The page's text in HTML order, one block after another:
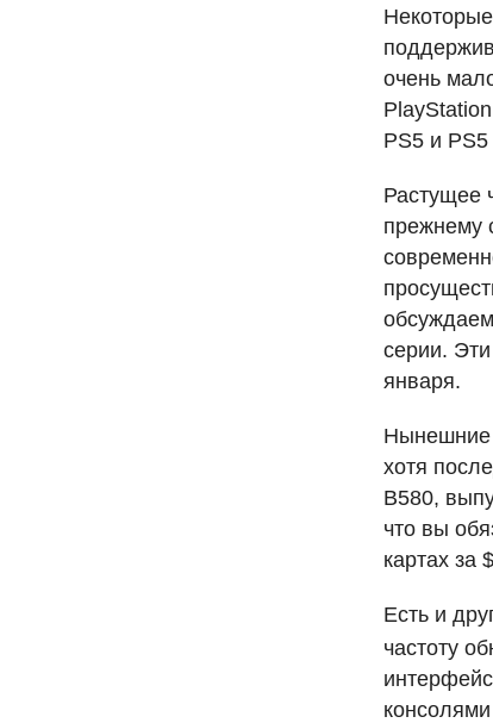
очень
PS5 и PS5
Растущее
прежнему
серии. Эти
января.
Нынешние
хотя
B580,
что вы
картах за
Есть и
частоту